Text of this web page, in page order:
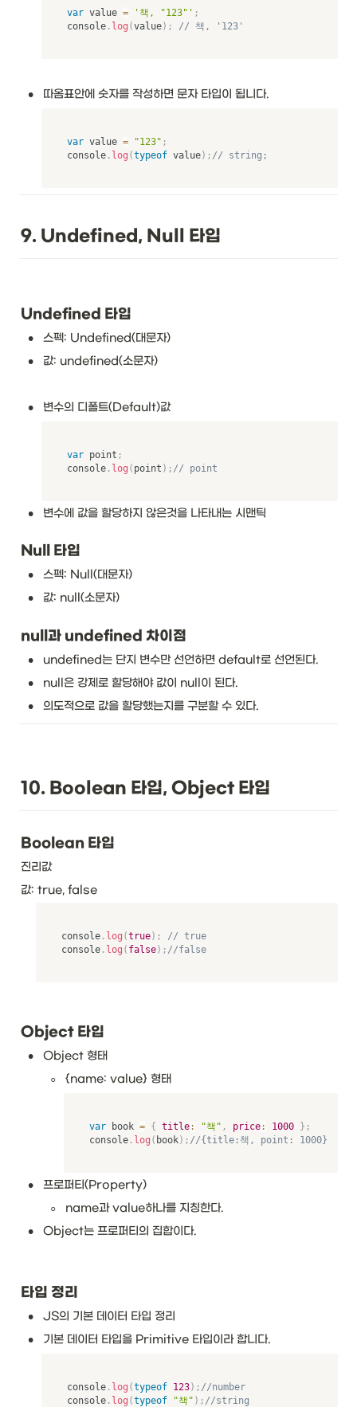
var value = '책, "123"' ;
console . log (value ) ; // 책, '123'
• 따옴표안에 숫자를 작성하면 문자 타입이 됩니다.
var value = "123" ;
console . log (typeof value ) ; // string;
9. Undefined, Null 타입
Undefined 타입
• 스펙: Undefined(대문자)
• 값: undefined(소문자)
• 변수의 디폴트(Default)값
var point ;
console . log ( point ) ; // point
• 변수에 값을 할당하지 않은것을 나타내는 시맨틱
Null 타입
• 스펙: Null(대문자)
• 값: null(소문자)
null과 undefined 차이점
• undefined는 단지 변수만 선언하면 default로 선언된다.
• null은 강제로 할당해야 값이 null이 된다.
• 의도적으로 값을 할당했는지를 구분할 수 있다.
10. Boolean 타입, Object 타입
Boolean 타입
진리값
값: true, false
console . log (true) ;
// true
console . log ( false) ; //false
Object 타입
• Object 형태
◦ {name: value} 형태
var book = { title: "책" , price: 1000 } ;
console . log ( book ) ; //{title:책, point: 1000}
• 프로퍼티(Property)
◦ name과 value하나를 지칭한다.
• Object는 프로퍼티의 집합이다.
타입 정리
• JS의 기본 데이터 타입 정리
• 기본 데이터 타입을 Primitive 타입이라 합니다.
console . log (typeof 123) ; //number
console . log (typeof "책" ) ; //string